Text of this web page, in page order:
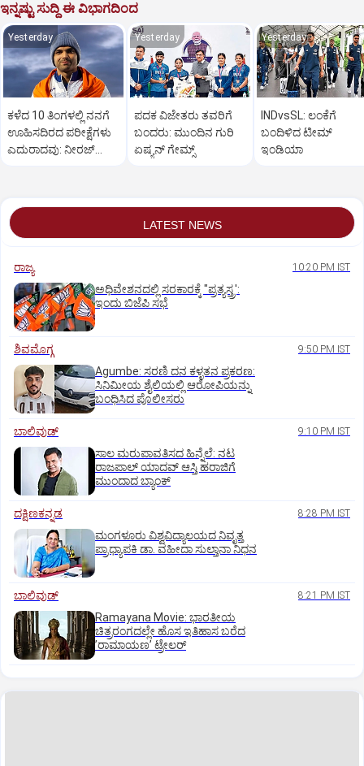
ಇನ್ನಷ್ಟು ಸುದ್ದಿ ಈ ವಿಭಾಗದಿಂದ
Yesterday
ಕಳೆದ 10 ತಿಂಗಳಲ್ಲಿ ನನಗೆ
ಊಹಿಸದಿರದ ಪರೀಕ್ಷೆಗಳು
ಎದುರಾದವು: ನೀರಜ್
Yesterday
ಪದಕ ವಿಜೇತರು ತವರಿಗೆ
ಬಂದರು: ಮುಂದಿನ ಗುರಿ
ಏಷ್ಯನ್‌ ಗೇಮ್ಸ್‌
Yesterday
INDvsSL: ಲಂಕೆಗೆ
ಬಂದಿಳಿದ ಟೀಮ್
ಇಂಡಿಯಾ
LATEST NEWS
ರಾಜ್ಯ 10:20 PM IST
ಅಧಿವೇಶನದಲ್ಲಿ ಸರಕಾರಕ್ಕೆ "ಪ್ರತ್ಯಸ್ತ್ರ':
ಇಂದು ಬಿಜೆಪಿ ಸಭೆ
ಶಿವಮೊಗ್ಗ 9:50 PM IST
Agumbe: ಸರಣಿ ದನ ಕಳ್ಳತನ ಪ್ರಕರಣ:
ಸಿನಿಮೀಯ ಶೈಲಿಯಲ್ಲಿ ಆರೋಪಿಯನ್ನು
ಬಂಧಿಸಿದ ಪೊಲೀಸರು
ಬಾಲಿವುಡ್‌ 9:10 PM IST
ಸಾಲ ಮರುಪಾವತಿಸದ ಹಿನ್ನೆಲೆ: ನಟ
ರಾಜಪಾಲ್ ಯಾದವ್‌ ಆಸ್ತಿ ಹರಾಜಿಗೆ
ಮುಂದಾದ ಬ್ಯಾಂಕ್
ದಕ್ಷಿಣಕನ್ನಡ 8:28 PM IST
ಮಂಗಳೂರು ವಿಶ್ವವಿದ್ಯಾಲಯದ ನಿವೃತ್ತ
ಪ್ರಾಧ್ಯಾಪಕಿ ಡಾ. ವಹೀದಾ ಸುಲ್ತಾನಾ ನಿಧನ
ಬಾಲಿವುಡ್‌ 8:21 PM IST
Ramayana Movie: ಭಾರತೀಯ
ಚಿತ್ರರಂಗದಲ್ಲೇ ಹೊಸ ಇತಿಹಾಸ ಬರೆದ
ʼರಾಮಾಯಣʼ ಟ್ರೇಲರ್